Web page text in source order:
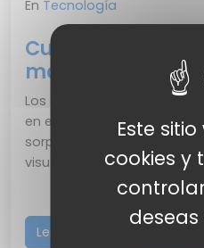
En Tecnología
Cuál es el mejor
mayo 2021
Los smartphones se han
en el centro de nuestras
sorprendentes de
visualizaci&o...
Leer más
Este
cookies y